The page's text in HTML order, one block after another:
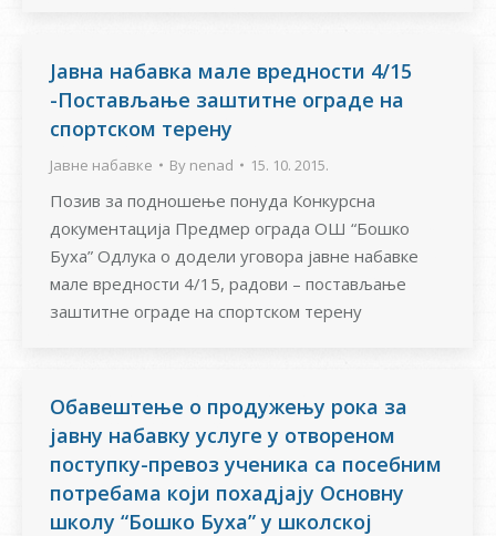
Јавна набавка мале вредности 4/15
-Постављање заштитне ограде на
спортском терену
Јавне набавке By nenad 15. 10. 2015.
Позив за подношење понуда Конкурсна
документација Предмер ограда ОШ “Бошко
Буха” Одлука о додели уговора јавне набавке
мале вредности 4/15, радови – постављање
заштитне ограде на спортском терену
Обавештење о продужењу рока за
јавну набавку услуге у отвореном
поступку-превоз ученика са посебним
потребама који похадјају Основну
школу “Бошко Буха” у школској